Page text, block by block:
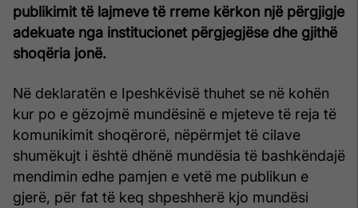
publikimit të lajmeve të rreme kërkon një përgjigje
adekuate nga institucionet përgjegjëse dhe gjithë
shoqëria jonë.
Në deklaratën e Ipeshkëvisë thuhet se në kohën
kur po e gëzojmë mundësinë e mjeteve të reja të
komunikimit shoqërorë, nëpërmjet të cilave
shumëkujt i është dhënë mundësia të bashkëndajë
mendimin edhe pamjen e vetë me publikun e
gjerë, për fat të keq shpeshherë kjo mundësi